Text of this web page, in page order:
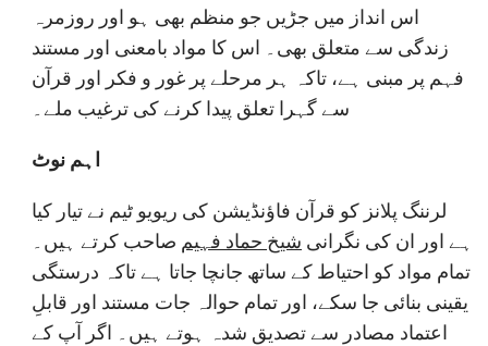
اس انداز میں جڑیں جو منظم بھی ہو اور روزمرہ
زندگی سے متعلق بھی۔ اس کا مواد بامعنی اور مستند
فہم پر مبنی ہے، تاکہ ہر مرحلے پر غور و فکر اور قرآن
سے گہرا تعلق پیدا کرنے کی ترغیب ملے۔
اہم نوٹ
لرننگ پلانز کو قرآن فاؤنڈیشن کی ریویو ٹیم نے تیار کیا
ہے اور ان کی نگرانی شیخ حماد فہیم صاحب کرتے ہیں۔
تمام مواد کو احتیاط کے ساتھ جانچا جاتا ہے تاکہ درستگی
یقینی بنائی جا سکے، اور تمام حوالہ جات مستند اور قابلِ
اعتماد مصادر سے تصدیق شدہ ہوتے ہیں۔ اگر آپ کے